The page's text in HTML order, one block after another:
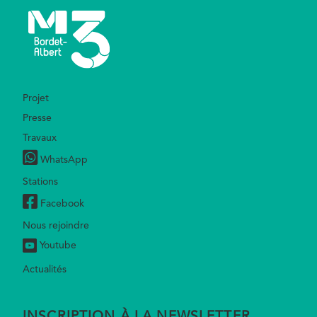
Footer
Projet
Presse
Travaux
WhatsApp
Stations
Facebook
Nous rejoindre
Youtube
Actualités